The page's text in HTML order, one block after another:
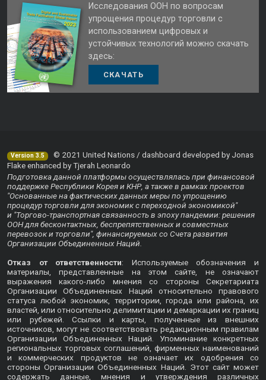
Исследования ООН по вопросам
упрощения процедур торговли с
использованием цифровых и
устойчивых технологий можно скачать
здесь:
СКАЧАТЬ
Version 3.5
© 2021 United Nations / dashboard developed by Jonas
Flake enhanced by Tjerah Leonardo
Подготовка данной платформы осуществлялась при финансовой
поддержке Республики Корея и КНР, а также в рамках проектов
"Основанные на фактических данных меры по упрощению
процедур торговли для экономик с переходной экономикой"
и "Торгово-транспортная связанность в эпоху пандемии: решения
ООН для бесконтактных, беспрепятственных и совместных
перевозок и торговли", финансируемых со Счета развития
Организации Объединенных Наций.
Отказ от ответственности: Используемые обозначения и
материалы, представленные на этом сайте, не означают
выражения какого-либо мнения со стороны Секретариата
Организации Объединенных Наций относительно правового
статуса любой экономик, территории, города или района, их
властей, или относительно делимитации и демаркации их границ
или рубежей. Ссылки и карты, полученные из внешних
источников, могут не соответствовать редакционным правилам
Организации Объединенных Наций. Упоминание конкретных
региональных торговых соглашений, фирменных наименований
и коммерческих продуктов не означает их одобрения со
стороны Организации Объединенных Наций. Этот сайт может
содержать данные, мнения и утверждения различных